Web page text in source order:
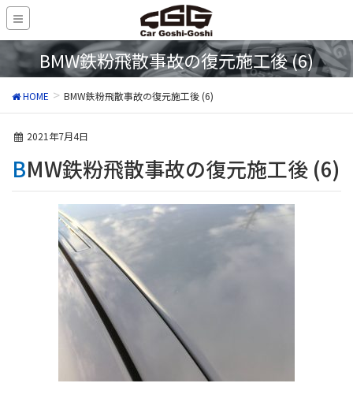
BMW鉄粉飛散事故の復元施工後 (6)
HOME BMW鉄粉飛散事故の復元施工後 (6)
2021年7月4日
BMW鉄粉飛散事故の復元施工後 (6)